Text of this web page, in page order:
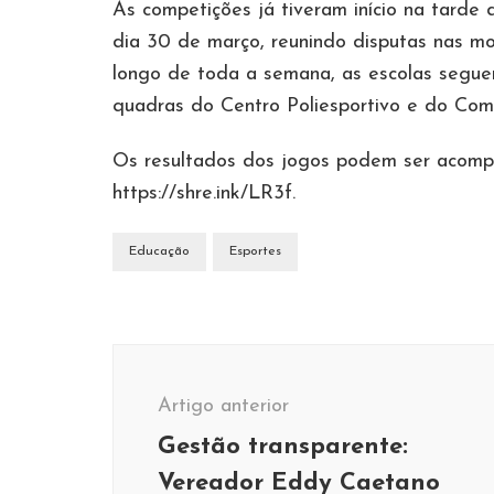
As competições já tiveram início na
dia 30 de março, reunindo disputas nas
longo de toda a semana, as escolas
quadras do Centro Poliesportivo e do
Os resultados dos jogos podem ser
https://shre.ink/LR3f.
Educação Esportes
Artigo anterior
Gestão transparente:
Vereador Eddy Caetano